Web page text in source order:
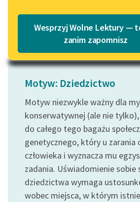
Lektury szkolne i klasyka
uczennic i uczniów z
niepełnosprawnościami
E-kolekcja lektur
szkolnych i literatury do
słuchania dla uczennic i
uczniów z
niepełnosprawnościami
Feministyczne inspiracje.
Popularyzacja
Wesprzyj Wolne Lektury —
zanim zapomnisz
Motyw: Dziedzictwo
Motyw niezwykle ważny dla
konserwatywnej (ale nie
do całego tego bagażu
genetycznego, który u zarania
człowieka i wyznacza mu
zadania. Uświadomienie sobie
dziedzictwa wymaga
wobec miejsca, w którym